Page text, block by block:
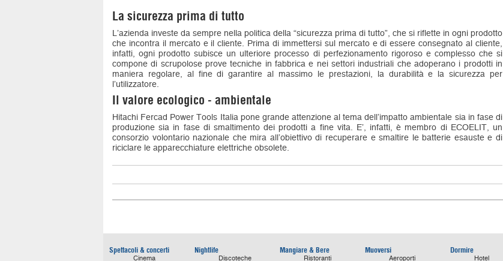
La sicurezza prima di tutto
L’azienda investe da sempre nella politica della “sicurezza prima di tutto”, che si riflette in ogni prodotto
che incontra il mercato e il cliente. Prima di immettersi sul mercato e di essere consegnato al cliente,
infatti, ogni prodotto subisce un ulteriore processo di perfezionamento rigoroso e complesso che si
compone di scrupolose prove tecniche in fabbrica e nei settori industriali che adoperano i prodotti in
maniera regolare, al fine di garantire al massimo le prestazioni, la durabilità e la sicurezza per
l’utilizzatore.
Il valore ecologico - ambientale
Hitachi Fercad Power Tools Italia pone grande attenzione al tema dell’impatto ambientale sia in fase di
produzione sia in fase di smaltimento dei prodotti a fine vita. E’, infatti, è membro di ECOELIT, un
consorzio volontario nazionale che mira all’obiettivo di recuperare e smaltire le batterie esauste e di
riciclare le apparecchiature elettriche obsolete.
Spettacoli & concerti
Cinema
Nightlife
Discoteche
Mangiare & Bere
Ristoranti
Muoversi
Aeroporti
Dormire
Hotel